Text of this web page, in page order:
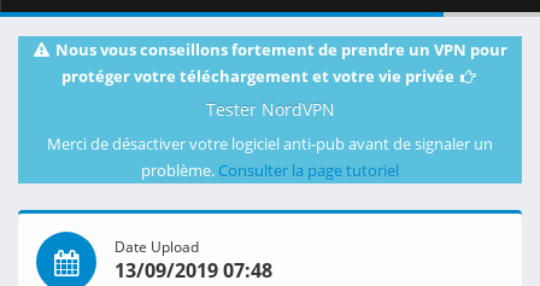
Nous vous conseillons fortement de prendre un VPN pour
protéger votre téléchargement et votre vie privée
Tester NordVPN
Merci de désactiver votre logiciel anti-pub avant de signaler un
problème. Consulter la page tutoriel
Date Upload
13/09/2019 07:48